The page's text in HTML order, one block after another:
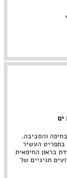
ים
והסביבה.
העשיר
בראון החיפאית
חגיגיים של